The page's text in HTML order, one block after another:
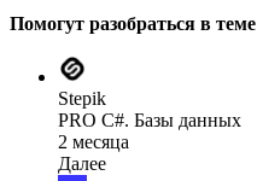
Помогут разобраться в теме
Stepik
PRO C#. Базы данных
2 месяца
Далее